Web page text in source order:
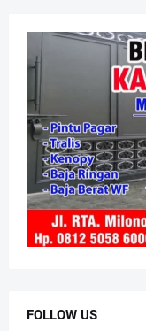
FOLLOW US